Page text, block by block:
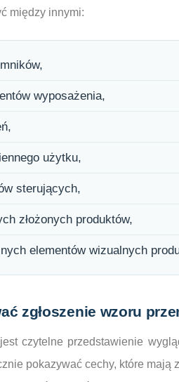
między innymi:
wyposażenia,
użytku,
sterujących,
złożonych produktów,
elementów wizualnych
zgłoszenie wzoru
czytelne przedstawienie
pokazywać cechy, które mają